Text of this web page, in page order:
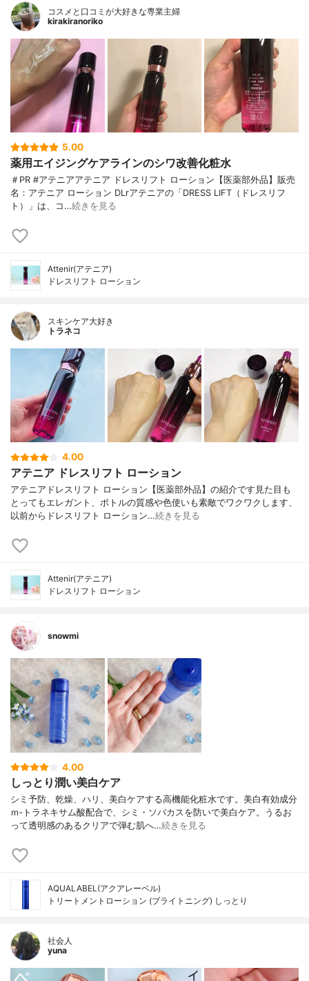
コスメと口コミが大好きな専業主婦
kirakiranoriko
5.00
薬用エイジングケアラインのシワ改善化粧水
＃PR #アテニアアテニア ドレスリフト ローション【医薬部外品】販売
名：アテニア ローション DLrアテニアの「DRESS LIFT（ドレスリフ
ト）」は、コ…続きを見る
Attenir(アテニア)
ドレスリフト ローション
スキンケア大好き
トラネコ
4.00
アテニア ドレスリフト ローション
アテニアドレスリフト ローション【医薬部外品】の紹介です見た目も
とってもエレガント、ボトルの質感や色使いも素敵でワクワクします、
以前からドレスリフト ローション…続きを見る
Attenir(アテニア)
ドレスリフト ローション
snowmi
4.00
しっとり潤い美白ケア
シミ予防、乾燥、ハリ、美白ケアする高機能化粧水です。美白有効成分
ｍ‐トラネキサム酸配合で、シミ・ソバカスを防いで美白ケア。うるお
って透明感のあるクリアで弾む肌へ…続きを見る
AQUALABEL(アクアレーベル)
トリートメントローション (ブライトニング) しっとり
社会人
yuna